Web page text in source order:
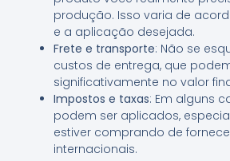
produção. Isso varia de
e a aplicação desejada.
Frete e transporte: Não se
custos de entrega, que
significativamente no valor
Impostos e taxas: Em alguns
podem ser aplicados,
estiver comprando de
internacionais.